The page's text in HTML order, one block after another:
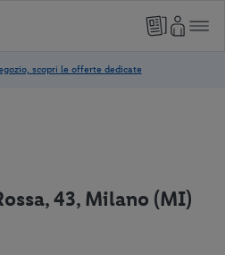
43, Milano (MI)